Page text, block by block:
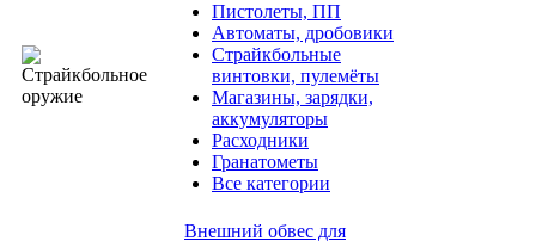
Пистолеты, ПП
Автоматы, дробовики
Страйкбольные
винтовки, пулемёты
Магазины, зарядки,
аккумуляторы
Расходники
Гранатометы
Все категории
Внешний обвес для